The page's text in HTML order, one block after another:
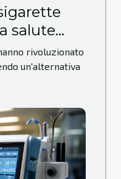
salute
rivoluzionato
un'alternativa